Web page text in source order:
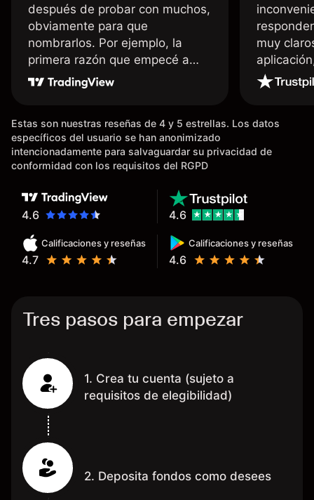
después de probar con muchos,
obviamente para que
nombrarlos. Por ejemplo, la
primera razón que empecé a
usar Capital fue la llegada de mi
dinero de inmediato a mi cuenta
existentes en el mercado que
tardan días o tienen mucha
burocracia; y la segunda razón,
hecho de operar en un mercado
determinado, debido a los
spread y al volumen existente.
Mientras más activo seas, más
dinero te reembolsa. Muchas
muy
Estas son nuestras reseñas de 4 y 5 estrellas. Los datos
específicos del usuario se han anonimizado
intencionadamente para salvaguardar su privacidad de
conformidad con los requisitos del RGPD
4.6
Calificaciones y reseñas
4.7
Calificaciones y reseñas
4.6
4.6
Tres pasos para empezar
1. Crea tu cuenta (sujeto a
requisitos de elegibilidad)
2. Deposita fondos como desees